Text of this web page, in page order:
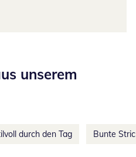
unserem
durch den Tag Bunte